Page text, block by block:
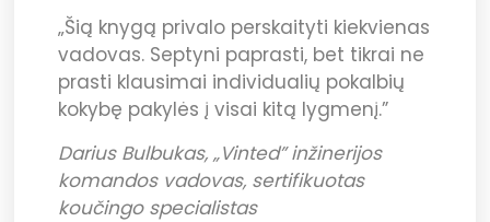
„Šią knygą privalo perskaityti kiekvienas
vadovas. Septyni paprasti, bet tikrai ne
prasti klausimai individualių pokalbių
kokybę pakylės į visai kitą lygmenį.”
Darius Bulbukas, „Vinted” inžinerijos
komandos vadovas, sertifikuotas
koučingo specialistas